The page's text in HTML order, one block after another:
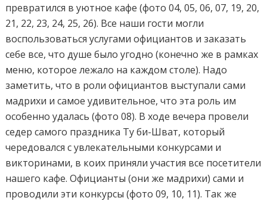
превратился в уютное кафе (фото 04, 05, 06, 07, 19, 20,
21, 22, 23, 24, 25, 26). Все наши гости могли
воспользоваться услугами официантов и заказать
себе все, что душе было угодно (конечно же в рамках
меню, которое лежало на каждом столе). Надо
заметить, что в роли официантов выступали сами
мадрихи и самое удивительное, что эта роль им
особенно удалась (фото 08). В ходе вечера провели
седер самого праздника Ту би-Шват, который
чередовался с увлекательными конкурсами и
викторинами, в коих приняли участия все посетители
нашего кафе. Официанты (они же мадрихи) сами и
проводили эти конкурсы (фото 09, 10, 11). Так же